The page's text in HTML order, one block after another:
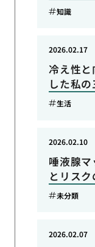
知識
冷え性
した私
2026.02.17
生活
唾液腺
とリス
2026.02.10
未分類
2026.02.07